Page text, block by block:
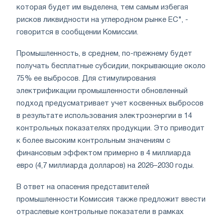
которая будет им выделена, тем самым избегая
рисков ликвидности на углеродном рынке ЕС", -
говорится в сообщении Комиссии.
Промышленность, в среднем, по-прежнему будет
получать бесплатные субсидии, покрывающие около
75% ее выбросов. Для стимулирования
электрификации промышленности обновленный
подход предусматривает учет косвенных выбросов
в результате использования электроэнергии в 14
контрольных показателях продукции. Это приводит
к более высоким контрольным значениям с
финансовым эффектом примерно в 4 миллиарда
евро (4,7 миллиарда долларов) на 2026–2030 годы.
В ответ на опасения представителей
промышленности Комиссия также предложит ввести
отраслевые контрольные показатели в рамках